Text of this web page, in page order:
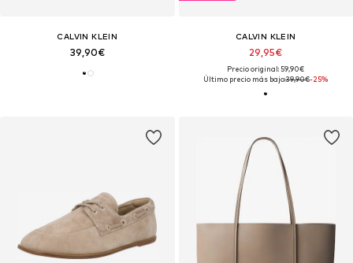
CALVIN KLEIN
39,90€
CALVIN KLEIN
29,95€
Precio original: 59,90€
Último precio más bajo:39,90€-25%